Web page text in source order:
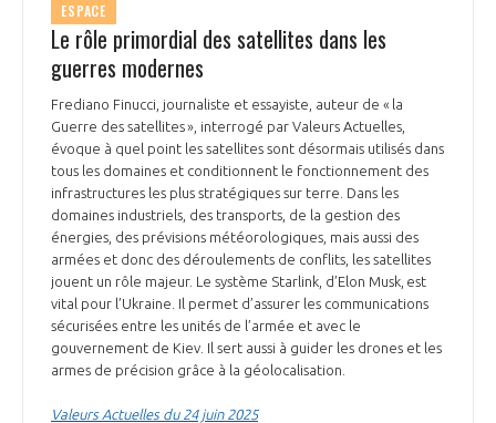
ESPACE
Le rôle primordial des satellites dans les
guerres modernes
Frediano Finucci, journaliste et essayiste, auteur de « la
Guerre des satellites », interrogé par Valeurs Actuelles,
évoque à quel point les satellites sont désormais utilisés dans
tous les domaines et conditionnent le fonctionnement des
infrastructures les plus stratégiques sur terre. Dans les
domaines industriels, des transports, de la gestion des
énergies, des prévisions météorologiques, mais aussi des
armées et donc des déroulements de conflits, les satellites
jouent un rôle majeur. Le système Starlink, d’Elon Musk, est
vital pour l’Ukraine. Il permet d’assurer les communications
sécurisées entre les unités de l’armée et avec le
gouvernement de Kiev. Il sert aussi à guider les drones et les
armes de précision grâce à la géolocalisation.
Valeurs Actuelles du 24 juin 2025